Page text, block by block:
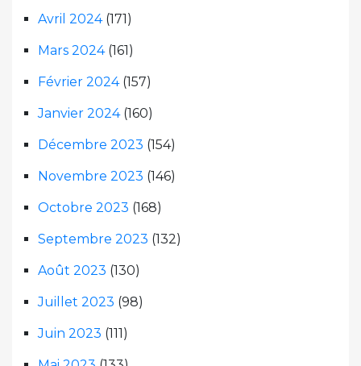
Avril 2024(171)
Mars 2024(161)
Février 2024(157)
Janvier 2024(160)
Décembre 2023 (154)
Novembre 2023 (146)
Octobre 2023 (168)
Septembre 2023 (132)
Août 2023 (130)
Juillet 2023 (98)
Juin 2023 (111)